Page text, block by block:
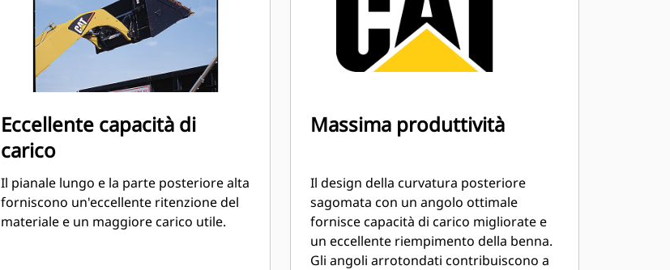
Eccellente capacità di
carico
Il pianale lungo e la parte posteriore alta
forniscono un'eccellente ritenzione del
materiale e un maggiore carico utile.
Massima produttività
Il design della curvatura posteriore
sagomata con un angolo ottimale
fornisce capacità di carico migliorate e
un eccellente riempimento della benna.
Gli angoli arrotondati contribuiscono a